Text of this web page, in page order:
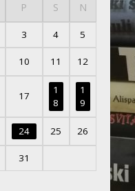
P S N
3 4 5
10 11 12
17
1
8
1
9
24 25 26
31